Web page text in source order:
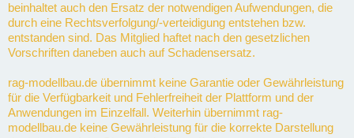
beinhaltet auch den Ersatz der notwendigen Aufwendungen, die
durch eine Rechtsverfolgung/-verteidigung entstehen bzw.
entstanden sind. Das Mitglied haftet nach den gesetzlichen
Vorschriften daneben auch auf Schadensersatz.
rag-modellbau.de übernimmt keine Garantie oder Gewährleistung
für die Verfügbarkeit und Fehlerfreiheit der Plattform und der
Anwendungen im Einzelfall. Weiterhin übernimmt rag-
modellbau.de keine Gewährleistung für die korrekte Darstellung